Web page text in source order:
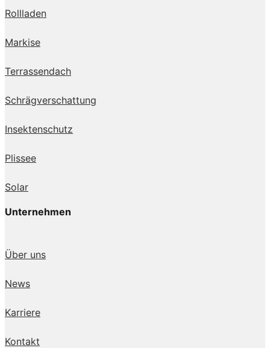
Rollladen
Markise
Terrassendach
Schrägverschattung
Insektenschutz
Plissee
Solar
Unternehmen
Über uns
News
Karriere
Kontakt